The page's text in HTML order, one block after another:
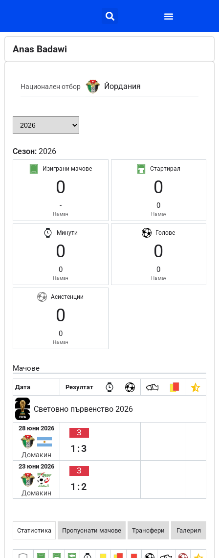
Anas Badawi
Национален отбор Йордания
Сезон: 2026
Изиграни мачове
0
-
На мач
Стартирал
0
0
На мач
Минути
0
0
На мач
Голове
0
0
На мач
Асистенции
0
0
На мач
Мачове
Дата Резултат
Световно първенство 2026
28 юни 2026
Домакин
З
1:3
23 юни 2026
Домакин
З
1:2
Статистика Пропуснати мачове Трансфери Галерия